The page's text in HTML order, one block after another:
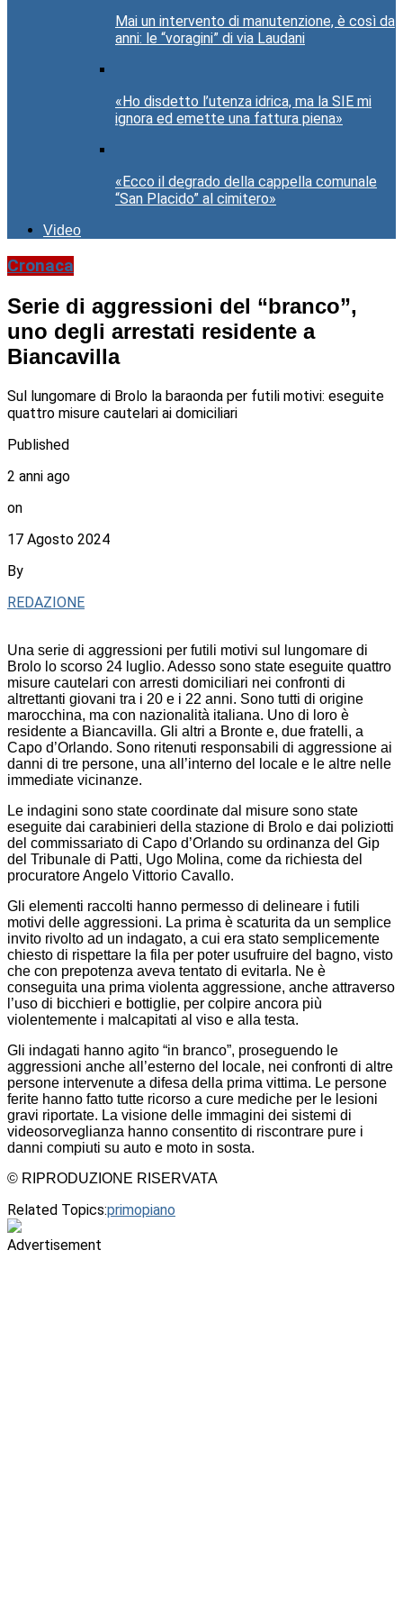
Mai un intervento di manutenzione, è così da
anni: le “voragini” di via Laudani
«Ho disdetto l’utenza idrica, ma la SIE mi
ignora ed emette una fattura piena»
«Ecco il degrado della cappella comunale
“San Placido” al cimitero»
Video
Cronaca
Serie di aggressioni del “branco”,
uno degli arrestati residente a
Biancavilla
Sul lungomare di Brolo la baraonda per futili motivi: eseguite
quattro misure cautelari ai domiciliari
Published
2 anni ago
on
17 Agosto 2024
By
REDAZIONE
Una serie di aggressioni per futili motivi sul lungomare di
Brolo lo scorso 24 luglio. Adesso sono state eseguite quattro
misure cautelari con arresti domiciliari nei confronti di
altrettanti giovani tra i 20 e i 22 anni. Sono tutti di origine
marocchina, ma con nazionalità italiana. Uno di loro è
residente a Biancavilla. Gli altri a Bronte e, due fratelli, a
Capo d’Orlando. Sono ritenuti responsabili di aggressione ai
danni di tre persone, una all’interno del locale e le altre nelle
immediate vicinanze.
Le indagini sono state coordinate dal misure sono state
eseguite dai carabinieri della stazione di Brolo e dai poliziotti
del commissariato di Capo d’Orlando su ordinanza del Gip
del Tribunale di Patti, Ugo Molina, come da richiesta del
procuratore Angelo Vittorio Cavallo.
Gli elementi raccolti hanno permesso di delineare i futili
motivi delle aggressioni. La prima è scaturita da un semplice
invito rivolto ad un indagato, a cui era stato semplicemente
chiesto di rispettare la fila per poter usufruire del bagno, visto
che con prepotenza aveva tentato di evitarla. Ne è
conseguita una prima violenta aggressione, anche attraverso
l’uso di bicchieri e bottiglie, per colpire ancora più
violentemente i malcapitati al viso e alla testa.
Gli indagati hanno agito “in branco”, proseguendo le
aggressioni anche all’esterno del locale, nei confronti di altre
persone intervenute a difesa della prima vittima. Le persone
ferite hanno fatto tutte ricorso a cure mediche per le lesioni
gravi riportate. La visione delle immagini dei sistemi di
videosorveglianza hanno consentito di riscontrare pure i
danni compiuti su auto e moto in sosta.
© RIPRODUZIONE RISERVATA
Related Topics:primopiano
Advertisement